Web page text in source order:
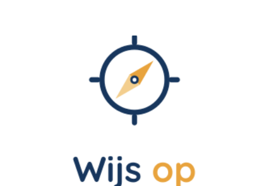
beoordelen, wanneer je zelf in die cultuur verweven zit.
Voetinbinden Ik ga dit cultureel gegeven toch even
kaderen. De praktijk van voetinbinden heeft zich in China
ontwikkeld tijdens de Tang-dynastie (618-907 na Chr.). Het
hield in dat men bij jonge meisjes de voeten omzwachtelde.
resultaat was een "lotusvoetje". Dit gold als een teken van